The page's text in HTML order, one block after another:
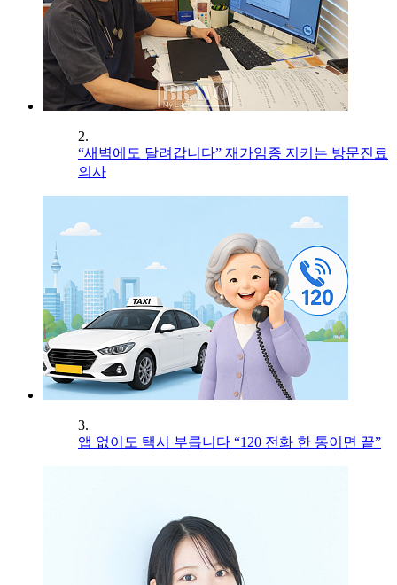
2.
“새벽에도 달려갑니다” 재가임종 지키는 방문진료
의사
3.
앱 없이도 택시 부릅니다 “120 전화 한 통이면 끝”